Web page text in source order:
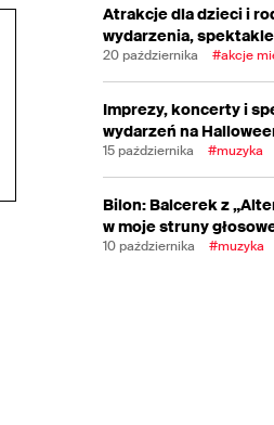
Atrakcje dla dzieci i
wydarzenia,
20 października #akcje
Imprezy, koncerty i
wydarzeń na
15 października #muzyka
Bilon: Balcerek z
w moje struny
10 października #muzyka